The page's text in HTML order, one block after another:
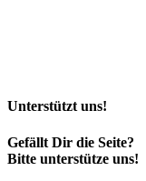
Unterstützt uns!
Gefällt Dir die Seite?
Bitte unterstütze uns!